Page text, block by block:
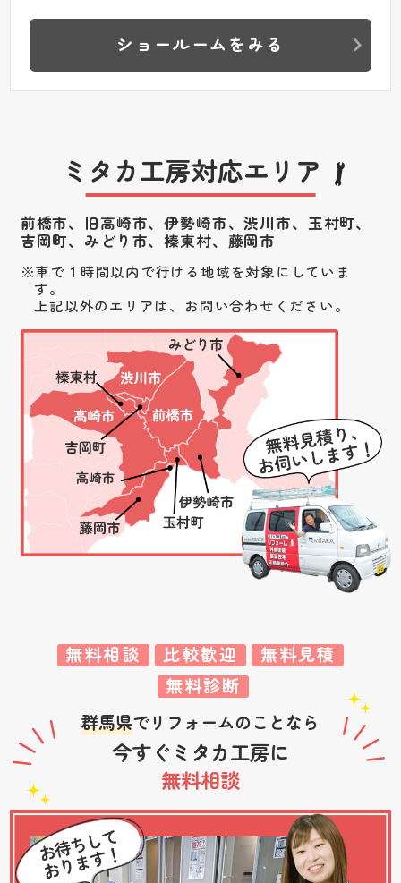
ショールームをみる
ミタカ工房対応エリア
前橋市、旧高崎市、伊勢崎市、渋川市、 玉村町、
吉岡町、みどり市、榛東村、藤岡市
車で１時間以内で行ける地域を対象にしていま
す。
上記以外のエリアは、お問い合わせください。
無料相談 比較歓迎
無料見積
無料診断
群馬県でリフォームのことなら
今すぐミタカ工房に
無料相談